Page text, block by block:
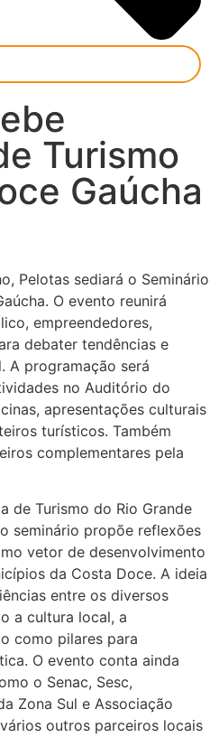
Turismo
Gaúcha
Pelotas sediará o Seminário
O evento reunirá
empreendedores,
debater tendências e
A programação será
no Auditório do
apresentações culturais
turísticos. Também
complementares pela
de Turismo do Rio Grande
seminário propõe reflexões
vetor de desenvolvimento
da Costa Doce. A ideia
entre os diversos
a cultura local, a
como pilares para
O evento conta ainda
o Senac, Sesc,
Zona Sul e Associação
outros parceiros locais